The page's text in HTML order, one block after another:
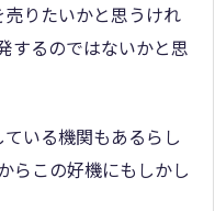
りたいかと思うけれ
するのではないかと思
いる機関もあるらし
らこの好機にもしかし